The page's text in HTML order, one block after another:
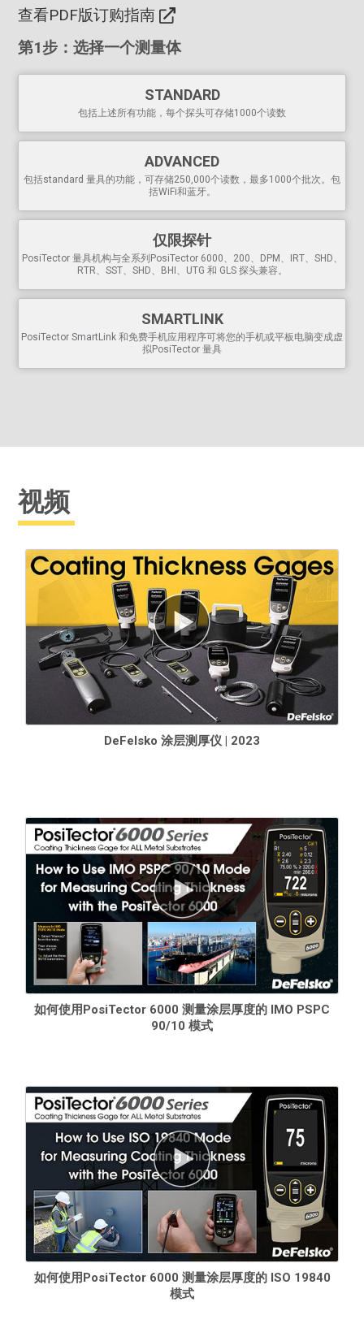
SPG,DPM、IRT,SST,UTG
仪、超声波壁厚仪、硬度计或光泽度仪
自动旋转显示屏
可提供加长电缆（最长75米/250英尺），用于
密尔/微米/毫米可切换
强大的
统计模式在测量时持续显示/更新平均数、standard 偏差、
最小/最大和读数数量
屏幕捕捉--保存 100张屏幕图像，用于记录和审查
当测量值超过用户指定的限值时，HiLo报警器会发出声音
和明显的警告。
使用 3 节 AAA 电池可连续工作 20 多个小时
每个存储的测量值都有日期和时间标记
通过网络 进行软件更新 ，使您的测量仪保持最新状态
查看、分析和报告数据的软件解决方案
更多信息见 探头兼容性表 。
Standard 模型
包括如上所示的所有功能，外加...
每个探头可存储1,000个读数--存储的读数可被查看或下载
Advanced 模型
包括如上所示的所有功能，外加...
提示
3种扫描模式- 将测量速度提高到每分钟180多个读数
正常- 连续读数，无需抬起探头
统计数据- 在扫描过程中连续读数并记录平均数、standard 偏
差、最小/最大厚度和读数的数量
有限计数平均
- 连续读数，直至用户指定的计数。量具显示并记
录读数的平均值。
触摸屏键盘可快速
重命名批次，添加注释等。
多种存储的校准调整，用于在各种基质条件下的测量
校准调整报告功能将校准调整记录到PosiSoft 软件报告中
SSPC-PA 2、 ISO 19840和IMO PSPC 90/10
模式通过提示最小/
结果，帮助用户遵守标准
技术可与PosiSoft.net 无线同步并下载软件更新
使用几种工业standard 通讯协议与第三方软件、无人机、ROV、
PLC和机器人设备进行整合
连接蓝牙条形码扫描仪或键盘，即时注释读数和批次
查看PDF版订购指南
第1步：选择一个测量体
STANDARD
包括上述所有功能，每个探头可存储1000个读数
ADVANCED
包括standard 量具的功能，可存储250,000个读数，最多1000个批次。包
括WiFi和蓝牙。
仅限探针
PosiTector 量具机构与全系列PosiTector 6000、200、DPM、IRT、SHD、
RTR、SST、SHD、BHI、UTG 和 GLS 探头兼容。
SMARTLINK
PosiTector SmartLink 和免费手机应用程序可将您的手机或平板电脑变成虚
拟PosiTector 量具
视频
DeFelsko 涂层测厚仪 | 2023
如何使用PosiTector 6000 测量涂层厚度的 IMO PSPC
90/10 模式
如何使用PosiTector 6000 测量涂层厚度的 ISO 19840
模式